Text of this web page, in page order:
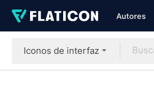
Autores
Iconos de interfaz